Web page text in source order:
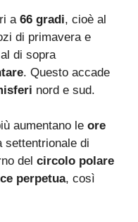
a 66 gradi, cioè al
di primavera e
di sopra
. Questo accade
nord e sud.
aumentano le ore
settentrionale di
del circolo polare
perpetua, così